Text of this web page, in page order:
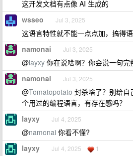
这开发文档有点像 AI 生成的
wsseo Jul 3, 2025
这语言特性就不能一点点加，搞得语
namonai Jul 3, 2025
@layxy 你在说啥啊？你会说一句完
namonai Jul 3, 2025
@Tomatopotato 封杀啥了？别给自
个用过的编程语言，有存在感吗？
layxy Jul 4, 2025
@namonai 你看不懂?
layxy Jul 4, 2025 1